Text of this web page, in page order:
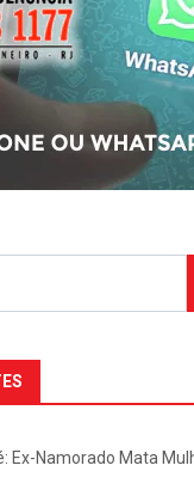
Ex-Namorado Mata